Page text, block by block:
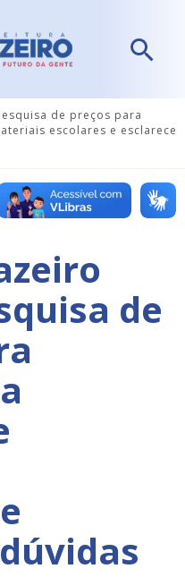
de preços para
escolares e esclarece
de